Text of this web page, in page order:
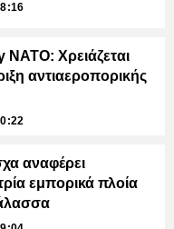
ΝΑΤΟ: Χρειάζεται
αντιαεροπορικής
αναφέρει
εμπορικά πλοία